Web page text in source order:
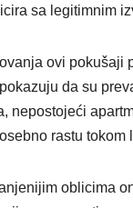
sa legitimnim
ovi
da su
nepostojeći
rastu tokom
oblicima